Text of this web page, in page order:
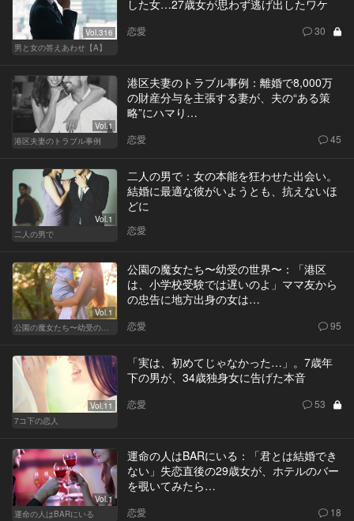
Vol.316
男と女の答えあわせ【A】
した女…27歳女が思わず逃げ出したワケ
恋愛 30
Vol.1
港区夫妻のトラブル事例
港区夫妻のトラブル事例：離婚で8,000万
の財産分与を主張する妻が、夫の“ある策
略”にハマり…
恋愛 45
Vol.1
二人の男で
二人の男で：女の本能を狂わせた出会い。
結婚に最適な彼がいようとも、抗えないほ
どに
恋愛
Vol.1
公園の魔女たち〜幼受の世界〜
公園の魔女たち〜幼受の世界〜：「港区
は、小学校受験では遅いのよ」ママ友から
の忠告に地方出身の女は…
恋愛 95
Vol.11
7コ下の恋人
「実は、初めてじゃなかった…」。7歳年
下の男が、34歳独身女に告げた本音
恋愛 53
Vol.1
運命の人はBARにいる
運命の人はBARにいる：「君とは結婚でき
ない」失恋直後の29歳女が、ホテルのバー
を覗いてみたら…
恋愛 18